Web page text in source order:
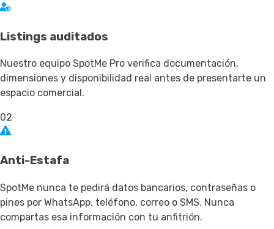
Listings auditados
Nuestro equipo SpotMe Pro verifica documentación,
dimensiones y disponibilidad real antes de presentarte un
espacio comercial.
02
Anti-Estafa
SpotMe nunca te pedirá datos bancarios, contraseñas o
pines por WhatsApp, teléfono, correo o SMS. Nunca
compartas esa información con tu anfitrión.